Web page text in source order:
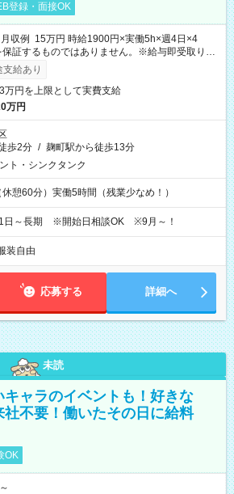
登録・面接OK
収例 15万円 時給1900円×実働5h×週4日×4
証するものではありません。※給与即受取りサ
利用条件有）
給あり
万円を上限として実費支給
万円
歩2分 / 麹町駅から徒歩13分
ト・シンクタンク
憩60分）実働5時間（残業少なめ！）
日～長期 ※開始日相談OK ※9月～！
装自由
応募する 詳細へ
未読
キャラのイベントも！好きな
不要！働いたその日に給料
OK